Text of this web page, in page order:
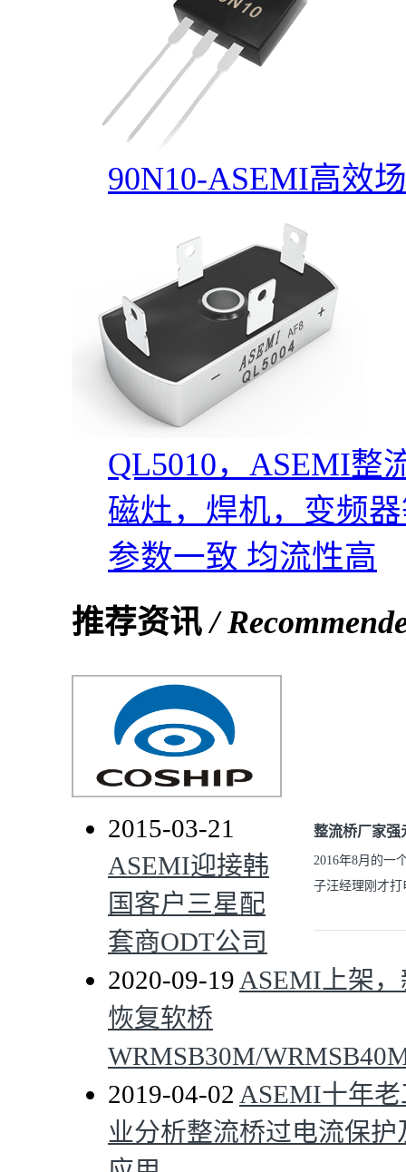
90N10-ASEMI高效
QL5010，ASEMI整
磁灶，焊机，变频
参数一致 均流性高
推荐资讯/
整流桥厂家强
2016年8月的一
子汪经理刚才打
2015-03-21
ASEMI迎接韩
国客户三星配
套商ODT公司
2020-09-19 ASEMI上架
恢复软桥
WRMSB30M/
2019-04-02 ASEMI十年
业分析整流桥过电流保护